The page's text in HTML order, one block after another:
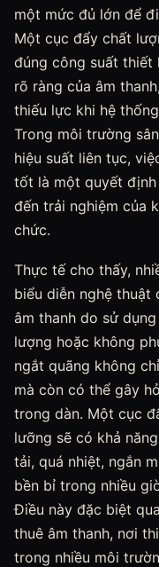
một mức đủ lớn để
Một cục đẩy chất
đúng công suất
rõ ràng của âm
thiếu lực khi hệ
Trong môi trường
hiệu suất liên tục,
tốt là một quyết
đến trải nghiệm của
chức.
Thực tế cho thấy,
biểu diễn nghệ thuật
âm thanh do sử
lượng hoặc không
ngắt quãng không
mà còn có thể gây
trong dàn. Một cục
lưỡng sẽ có khả
tải, quá nhiệt, ngắn
bền bỉ trong nhiều
Điều này đặc biệt
thuê âm thanh, nơi
trong nhiều môi